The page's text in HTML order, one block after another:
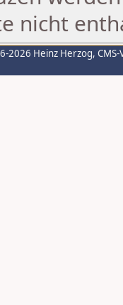
nicht
2026 Heinz Herzog,